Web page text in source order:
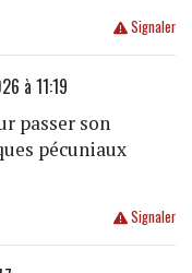
Signaler
à 11:19
passer son
pécuniaux
Signaler